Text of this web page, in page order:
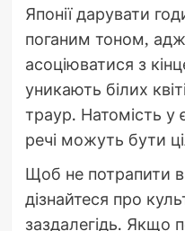
Японії дарувати
поганим тоном,
асоціюватися з
уникають білих
траур. Натомість у
речі можуть бути
Щоб не потрапити
дізнайтеся про
заздалегідь. Якщо